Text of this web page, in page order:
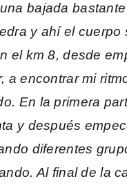
bajada
y ahí el cuerpo
el km 8, desde
a encontrar mi
En la primera
y después
diferentes
Al final de la